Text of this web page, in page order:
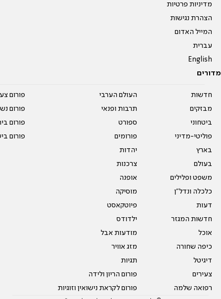
מדיניות פרטיות
הצהרת נגישות
המייל האדום
עברית
English
מדורים
חדשות
מבזקים
ביטחוני
פוליטי-מדיני
בארץ
בעולם
משפט ופלילים
כלכלה ונדל"ן
דעות
חדשות המגזר
אוכל
כיפה שחורה
דיגיטל
צעירים
רפואה שלמה
העולם הערבי
תרבות ופנאי
ספורט
פורומים
יהדות
צרכנות
אופנה
מוסיקה
פיוטקאסט
ילדודס
מודעות אבל
מזג אוויר
תגיות
פורום הריון ולידה
פורום לקראת נישואין וזוגיות
פורום
פורום
פורום
פורום